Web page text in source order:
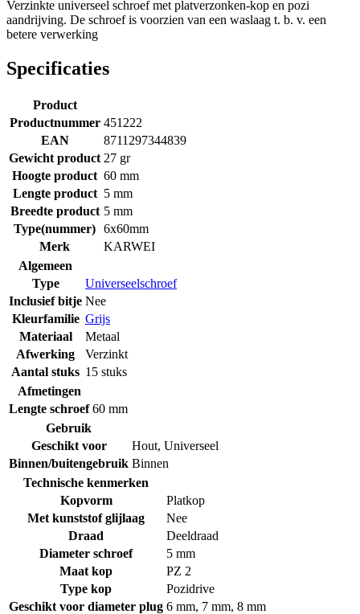
Verzinkte universeel schroef met platverzonken-kop en pozi
aandrijving. De schroef is voorzien van een waslaag t. b. v. een
betere verwerking
Specificaties
Product
Productnummer 451222
EAN
8711297344839
Gewicht product 27 gr
Hoogte product 60 mm
Lengte product 5 mm
Breedte product 5 mm
Type(nummer) 6x60mm
Merk
KARWEI
Algemeen
Type
Universeelschroef
Inclusief bitje Nee
Kleurfamilie Grijs
Materiaal
Metaal
Afwerking
Verzinkt
Aantal stuks 15 stuks
Afmetingen
Lengte schroef 60 mm
Gebruik
Geschikt voor
Hout, Universeel
Binnen/buitengebruik Binnen
Technische kenmerken
Kopvorm
Platkop
Met kunststof glijlaag
Nee
Draad
Deeldraad
Diameter schroef
5 mm
Maat kop
PZ 2
Type kop
Pozidrive
Geschikt voor diameter plug 6 mm, 7 mm, 8 mm